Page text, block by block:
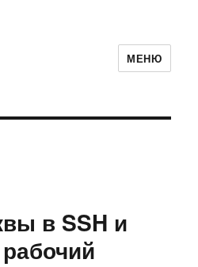
МЕНЮ
в SSH и